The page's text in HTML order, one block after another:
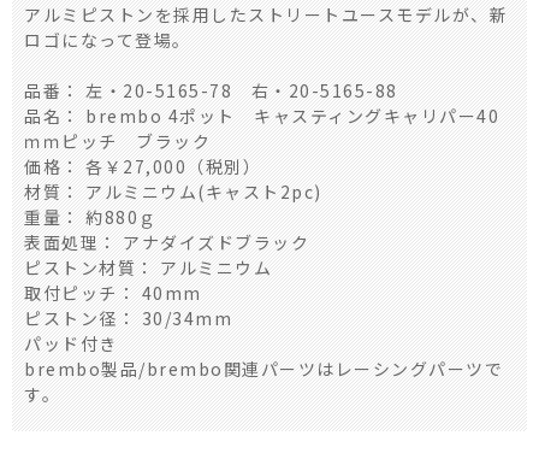
アルミピストンを採用したストリートユースモデルが、新
ロゴになって登場。
品番： 左・20-5165-78 右・20-5165-88
品名： brembo 4ポット キャスティングキャリパー40
ｍｍピッチ ブラック
価格： 各￥27,000（税別）
材質： アルミニウム(キャスト2pc)
重量： 約880ｇ
表面処理： アナダイズドブラック
ピストン材質： アルミニウム
取付ピッチ： 40mm
ピストン径： 30/34mm
パッド付き
brembo製品/brembo関連パーツはレーシングパーツで
す。